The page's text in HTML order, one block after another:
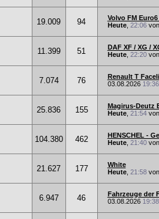
19.009 94
Volvo FM Euro6
Heute, 22:06von
11.399 51
DAF XF / XG /
Heute, 22:20von
7.074 76
Renault T
03.08.2026 19:36
25.836 155
Magirus-Deutz
Heute, 21:54von
104.380 462
HENSCHEL -
Heute, 21:40von
21.627 177
White
Heute, 21:58von
6.947 46
Fahrzeuge der
03.08.2026 19:38